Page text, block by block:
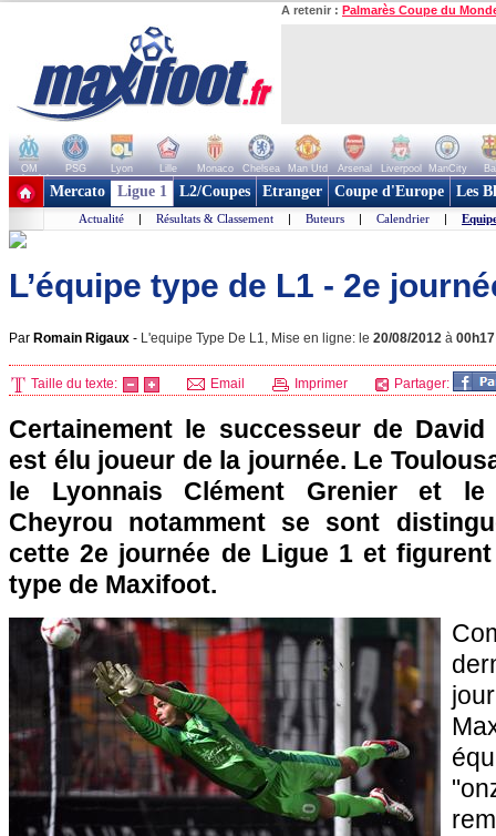
A retenir : Palmarès Coupe du
OM PSG Lyon Lille Monaco Chelsea Man Utd Arsenal Liverpool ManCity
+ de clubs
Mercato Ligue 1 L2/Coupes Etranger Coupe d'Europe Les
Actualité | Résultats & Classement | Buteurs | Calendrier |
L’équipe type de L1 - 2e
Par Romain Rigaux - L'equipe Type De L1, Mise en ligne: le 20/08/2012 à 00h17
Taille du texte: Email Imprimer Partager:
Certainement le successeur de
est élu joueur de la journée. Le
le Lyonnais Clément Grenier et le
Cheyrou notamment se sont
cette 2e journée de Ligue 1 et
type de Maxifoot.